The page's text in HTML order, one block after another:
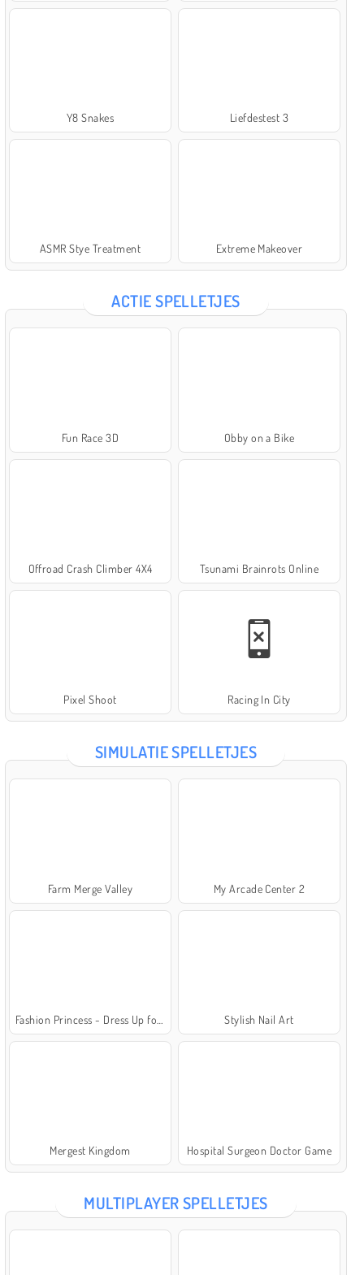
Y8 Snakes Liefdestest 3
ASMR Stye Treatment Extreme Makeover
ACTIE SPELLETJES
Fun Race 3D Obby on a Bike
Offroad Crash Climber 4X4 Tsunami Brainrots Online
Pixel Shoot Racing In City
SIMULATIE SPELLETJES
Farm Merge Valley My Arcade Center 2
Stylish Nail Art
Mergest Kingdom Hospital Surgeon Doctor Game
MULTIPLAYER SPELLETJES